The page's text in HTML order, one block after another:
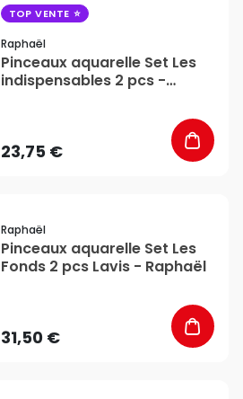
TOP VENTE
Raphaël
Pinceaux aquarelle Set Les
indispensables 2 pcs -
23,75 €
Raphaël
Pinceaux aquarelle Set Les
Fonds 2 pcs Lavis - Raphaël
31,50 €